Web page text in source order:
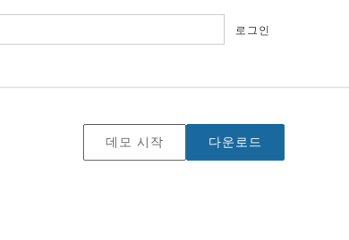
로그인
데모 시작 다운로드